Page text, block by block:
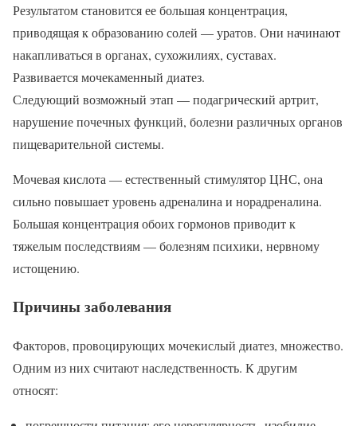
Результатом становится ее большая концентрация,
приводящая к образованию солей — уратов. Они начинают
накапливаться в органах, сухожилиях, суставах.
Развивается мочекаменный диатез.
Следующий возможный этап — подагрический артрит,
нарушение почечных функций, болезни различных органов
пищеварительной системы.
Мочевая кислота — естественный стимулятор ЦНС, она
сильно повышает уровень адреналина и норадреналина.
Большая концентрация обоих гормонов приводит к
тяжелым последствиям — болезням психики, нервному
истощению.
Причины заболевания
Факторов, провоцирующих мочекислый диатез, множество.
Одним из них считают наследственность. К другим
относят: